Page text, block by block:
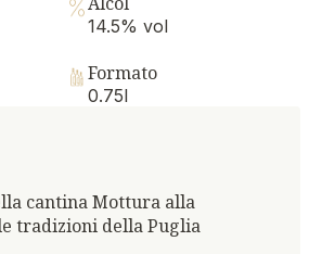
14.5% vol
Formato
0.75l
cantina Mottura alla
tradizioni della Puglia